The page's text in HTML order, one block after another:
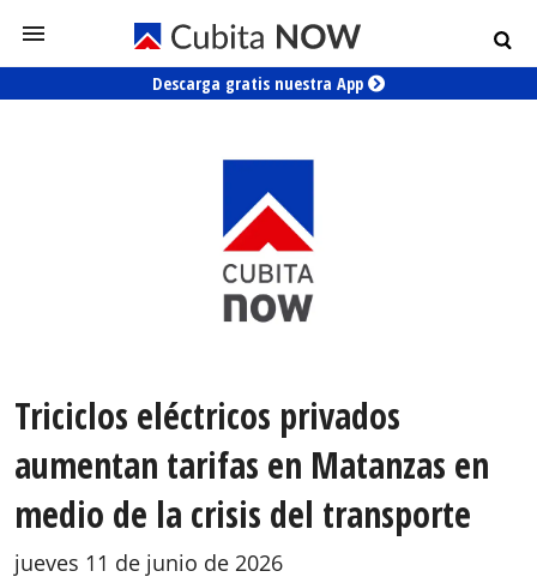
Descarga gratis nuestra App
Triciclos eléctricos privados
aumentan tarifas en Matanzas en
medio de la crisis del transporte
jueves 11 de junio de 2026